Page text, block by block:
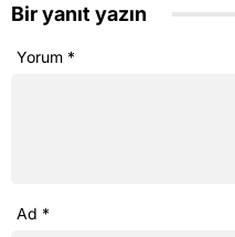
Bir yanıt yazın
Yorum *
Ad *